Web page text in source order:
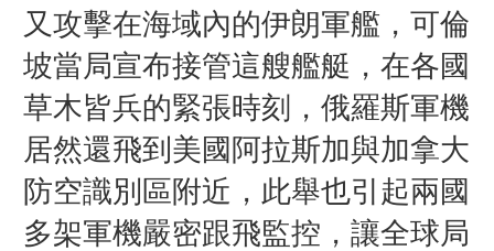
又攻擊在海域內的伊朗軍艦，可倫
坡當局宣布接管這艘艦艇，在各國
草木皆兵的緊張時刻，俄羅斯軍機
居然還飛到美國阿拉斯加與加拿大
防空識別區附近，此舉也引起兩國
多架軍機嚴密跟飛監控， 讓全球局